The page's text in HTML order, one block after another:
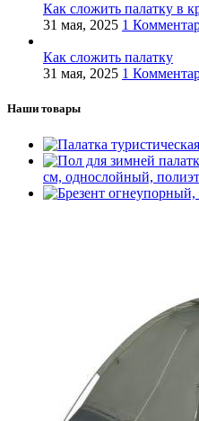
Как сложить палатку в
31 мая, 2025 1
Как сложить палатку
31 мая, 2025 1
Наши товары
см, однослойный,